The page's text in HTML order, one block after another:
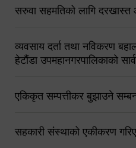
सरुवा सहमतिको लागि दरखास्त
व्यवसाय दर्ता तथा नविकरण
हेटौंडा उपमहानगरपालिकाको
एकिकृत सम्पत्तीकर बुझाउने
सहकारी संस्थाको एकीकरण